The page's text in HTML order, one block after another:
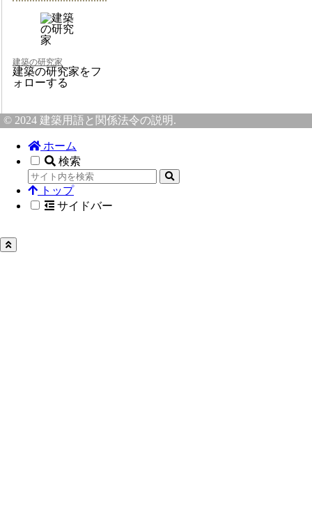
建築の研究家
建築の研究家をフ
ォローする
© 2024 建築用語と関係法令の説明.
ホーム
検索
トップ
サイドバー